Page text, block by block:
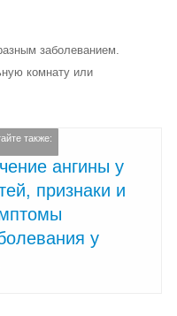
заболеванием.
комнату или
также:
ангины у
признаки и
у